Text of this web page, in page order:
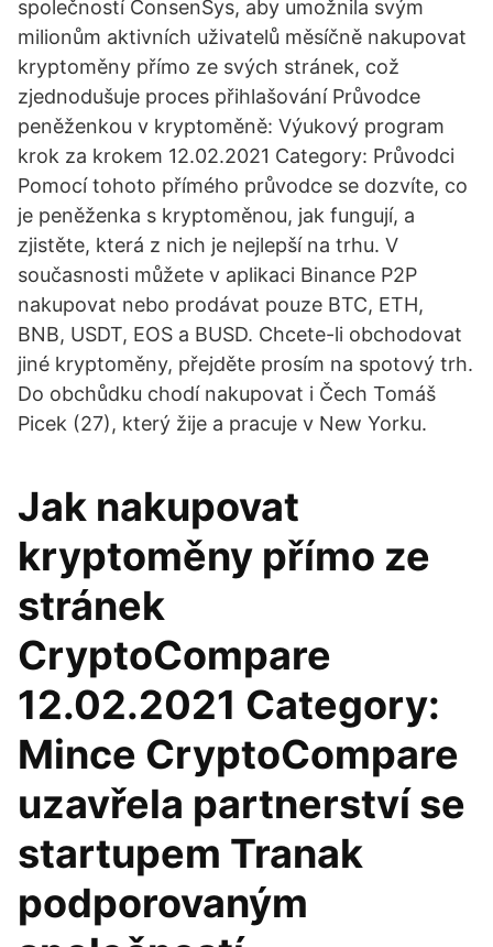
společností ConsenSys, aby umožnila svým
milionům aktivních uživatelů měsíčně nakupovat
kryptoměny přímo ze svých stránek, což
zjednodušuje proces přihlašování Průvodce
peněženkou v kryptoměně: Výukový program
krok za krokem 12.02.2021 Category: Průvodci
Pomocí tohoto přímého průvodce se dozvíte, co
je peněženka s kryptoměnou, jak fungují, a
zjistěte, která z nich je nejlepší na trhu. V
současnosti můžete v aplikaci Binance P2P
nakupovat nebo prodávat pouze BTC, ETH,
BNB, USDT, EOS a BUSD. Chcete-li obchodovat
jiné kryptoměny, přejděte prosím na spotový trh.
Do obchůdku chodí nakupovat i Čech Tomáš
Picek (27), který žije a pracuje v New Yorku.
Jak nakupovat
kryptoměny přímo ze
stránek
CryptoCompare
12.02.2021 Category:
Mince CryptoCompare
uzavřela partnerství se
startupem Tranak
podporovaným